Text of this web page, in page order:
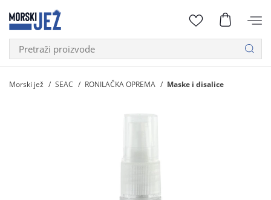
Morski jež SEAC RONILAČKA OPREMA Maske i disalice